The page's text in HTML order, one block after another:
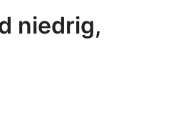
niedrig,